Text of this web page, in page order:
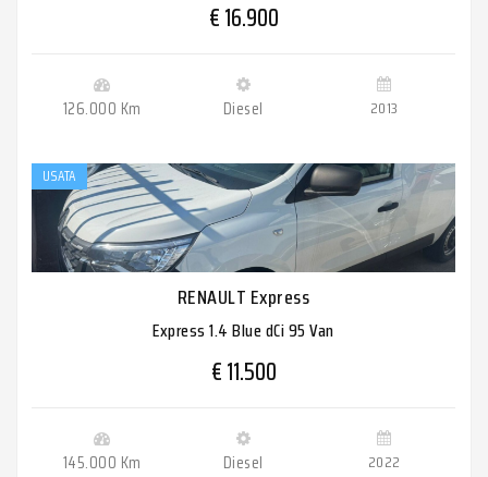
€ 16.900
126.000 Km Diesel 2013
USATA
RENAULT Express
Express 1.4 Blue dCi 95 Van
€ 11.500
145.000 Km Diesel 2022